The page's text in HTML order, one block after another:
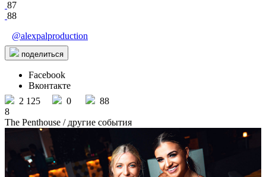
87
88
@alexpalproduction
поделиться
Facebook
Вконтакте
2 125
0
88
8
The Penthouse / другие события